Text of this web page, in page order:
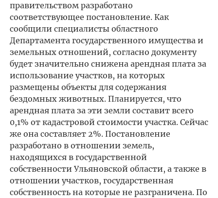
правительством разработано
соответствующее постановление. Как
сообщили специалисты областного
Департамента государственного имущества и
земельных отношений, согласно документу
будет значительно снижена арендная плата за
использование участков, на которых
размещены объекты для содержания
бездомных животных. Планируется, что
арендная плата за эти земли составит всего
0,1% от кадастровой стоимости участка. Сейчас
же она составляет 2%. Постановление
разработано в отношении земель,
находящихся в государственной
собственности Ульяновской области, а также в
отношении участков, государственная
собственность на которые не разграничена. По